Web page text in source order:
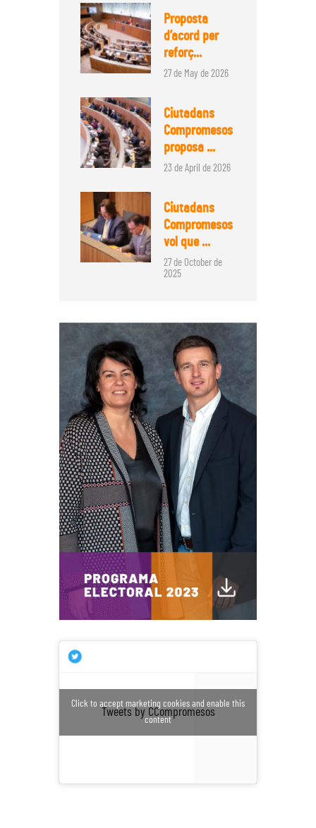
Proposta
d’acord per
reforç...
27 de May de 2026
Ciutadans
Compromesos
proposa ...
23 de April de 2026
Ciutadans
Compromesos
vol que ...
27 de October de
2025
Tweets by CCompromesos
Click to accept marketing cookies and enable this
content